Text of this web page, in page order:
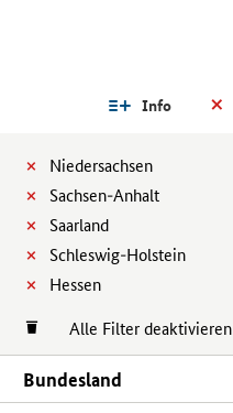
Info
Niedersachsen
Sachsen-Anhalt
Saarland
Schleswig-Holstein
Hessen
Alle Filter deaktivieren
Bundesland